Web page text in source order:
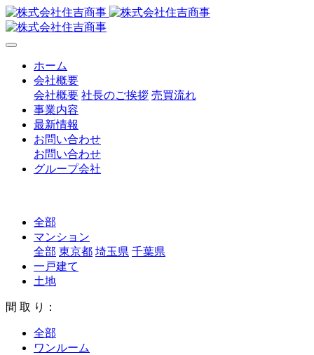
ホーム
会社概要
会社概要 社長のご挨拶 売買流れ
事業内容
最新情報
お問い合わせ
お問い合わせ
グループ会社
全部
マンション
全部 東京都 埼玉県 千葉県
一戸建て
土地
間 取 り：
全部
ワンルーム